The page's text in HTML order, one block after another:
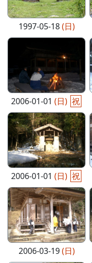
1997-05-18(日)
2006-01-01 (日) 祝
2006-01-01 (日) 祝
2006-03-19(日)